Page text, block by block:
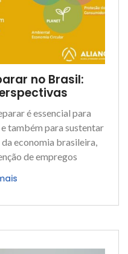
no Brasil:
é essencial para
também para sustentar
economia brasileira,
de empregos